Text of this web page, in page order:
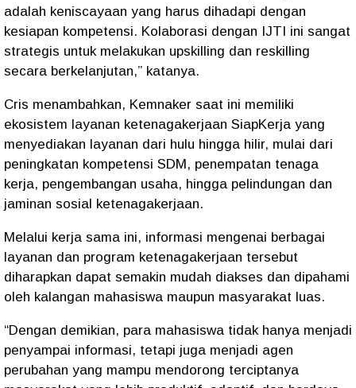
adalah keniscayaan yang harus dihadapi dengan
kesiapan kompetensi. Kolaborasi dengan IJTI ini sangat
strategis untuk melakukan upskilling dan reskilling
secara berkelanjutan,” katanya.
Cris menambahkan, Kemnaker saat ini memiliki
ekosistem layanan ketenagakerjaan SiapKerja yang
menyediakan layanan dari hulu hingga hilir, mulai dari
peningkatan kompetensi SDM, penempatan tenaga
kerja, pengembangan usaha, hingga pelindungan dan
jaminan sosial ketenagakerjaan.
Melalui kerja sama ini, informasi mengenai berbagai
layanan dan program ketenagakerjaan tersebut
diharapkan dapat semakin mudah diakses dan dipahami
oleh kalangan mahasiswa maupun masyarakat luas.
“Dengan demikian, para mahasiswa tidak hanya menjadi
penyampai informasi, tetapi juga menjadi agen
perubahan yang mampu mendorong terciptanya